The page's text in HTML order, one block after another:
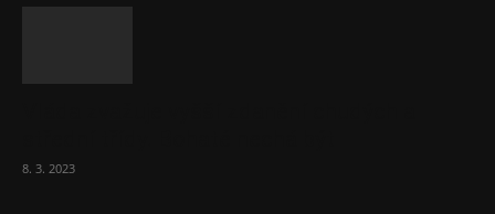
8. 3. 2023